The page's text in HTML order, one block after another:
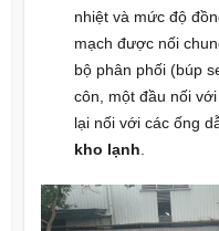
nhiệt và mức độ
mạch được nối
bộ phân phối (búp
côn, một đầu nối
lại nối với các ống
kho lạnh